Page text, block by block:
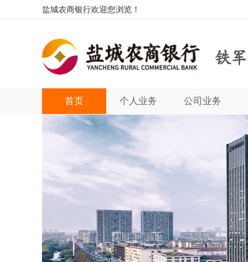
盐城农商银行欢迎您浏览！
首页 个人业务 公司业务